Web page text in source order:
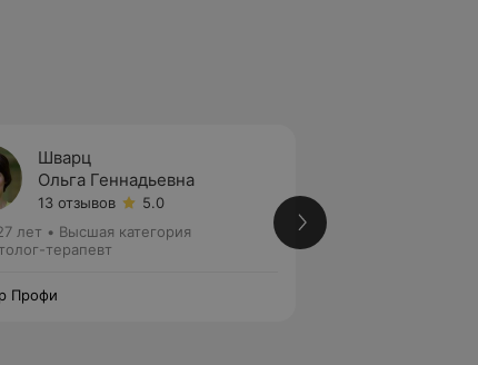
Шварц
Ольга Геннадьевна
13 отзывов
5.0
лет • Высшая категория
терапевт
Профи